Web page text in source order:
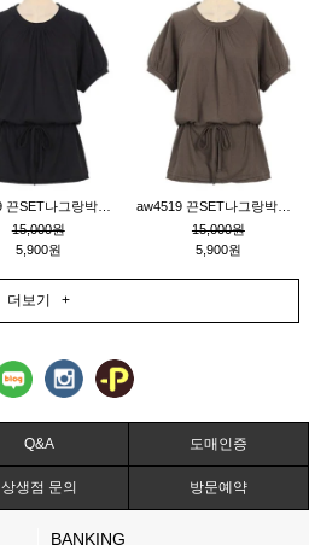
15,000원
5,900원
15,000원
5,900원
더보기 +
Q&A 도매인증
상생점 문의 방문예약
BANKING